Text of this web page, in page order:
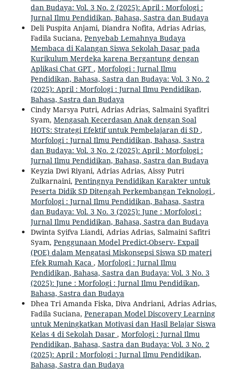
dan Budaya: Vol. 3 No. 2 (2025): April : Morfologi :
Jurnal Ilmu Pendidikan, Bahasa, Sastra dan Budaya
Deli Puspita Anjami, Diandra Nofita, Adrias Adrias,
Fadila Suciana, Penyebab Lemahnya Budaya
Membaca di Kalangan Siswa Sekolah Dasar pada
Kurikulum Merdeka karena Bergantung dengan
Aplikasi Chat GPT , Morfologi : Jurnal Ilmu
Pendidikan, Bahasa, Sastra dan Budaya: Vol. 3 No. 2
(2025): April : Morfologi : Jurnal Ilmu Pendidikan,
Bahasa, Sastra dan Budaya
Cindy Marsya Putri, Adrias Adrias, Salmaini Syafitri
Syam, Mengasah Kecerdasan Anak dengan Soal
HOTS: Strategi Efektif untuk Pembelajaran di SD ,
Morfologi : Jurnal Ilmu Pendidikan, Bahasa, Sastra
dan Budaya: Vol. 3 No. 2 (2025): April : Morfologi :
Jurnal Ilmu Pendidikan, Bahasa, Sastra dan Budaya
Keyzia Dwi Riyani, Adrias Adrias, Aissy Putri
Zulkarnaini, Pentingnya Pendidikan Karakter untuk
Peserta Didik SD Ditengah Perkembangan Teknologi,
Morfologi : Jurnal Ilmu Pendidikan, Bahasa, Sastra
dan Budaya: Vol. 3 No. 3 (2025): June : Morfologi :
Jurnal Ilmu Pendidikan, Bahasa, Sastra dan Budaya
Dwinta Syifva Liandi, Adrias Adrias, Salmaini Safitri
Syam, Penggunaan Model Predict-Observ- Expail
(POE) dalam Mengatasi Miskonsepsi Siswa SD materi
Efek Rumah Kaca , Morfologi : Jurnal Ilmu
Pendidikan, Bahasa, Sastra dan Budaya: Vol. 3 No. 3
(2025): June : Morfologi : Jurnal Ilmu Pendidikan,
Bahasa, Sastra dan Budaya
Dhea Tri Amanda Fiska, Diva Andriani, Adrias Adrias,
Fadila Suciana, Penerapan Model Discovery Learning
untuk Meningkatkan Motivasi dan Hasil Belajar Siswa
Kelas 4 di Sekolah Dasar , Morfologi : Jurnal Ilmu
Pendidikan, Bahasa, Sastra dan Budaya: Vol. 3 No. 2
(2025): April : Morfologi : Jurnal Ilmu Pendidikan,
Bahasa, Sastra dan Budaya